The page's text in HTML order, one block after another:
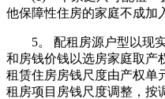
他保障性住房的家庭不成加
5。 配租房源户型以现实
和房钱价钱以选房家庭取产
租赁住房房钱尺度由产权单
租房项目房钱尺度调整，按